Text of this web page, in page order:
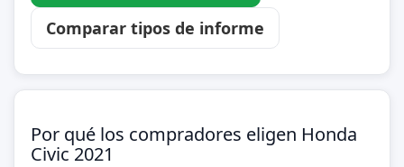
Comparar tipos de informe
Por qué los compradores eligen Honda
Civic 2021